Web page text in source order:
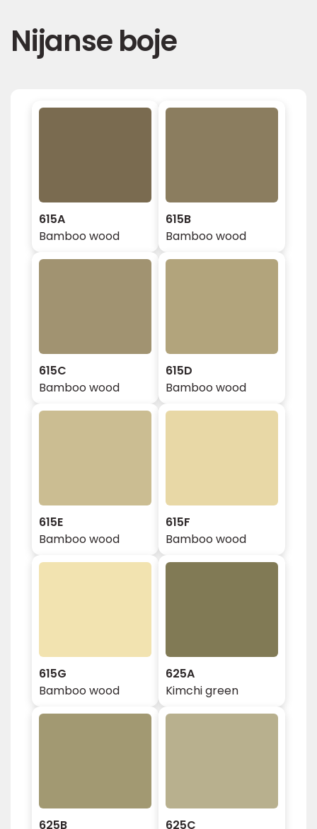
Nijanse boje
615A
Bamboo wood
615B
Bamboo wood
615C
Bamboo wood
615D
Bamboo wood
615E
Bamboo wood
615F
Bamboo wood
615G
Bamboo wood
625A
Kimchi green
625B 625C